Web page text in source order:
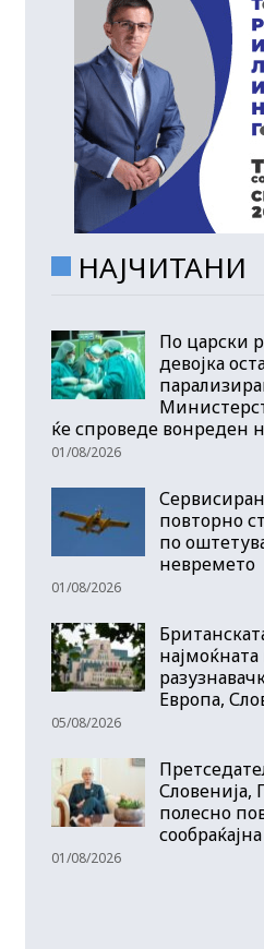
НАЈЧИТАНИ
По царски
девојка
ќе спроведе вонреден
01/08/2026
повторно
по
невремето
01/08/2026
Европа,
05/08/2026
полесно
01/08/2026